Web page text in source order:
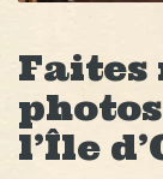
Faites
l’Île